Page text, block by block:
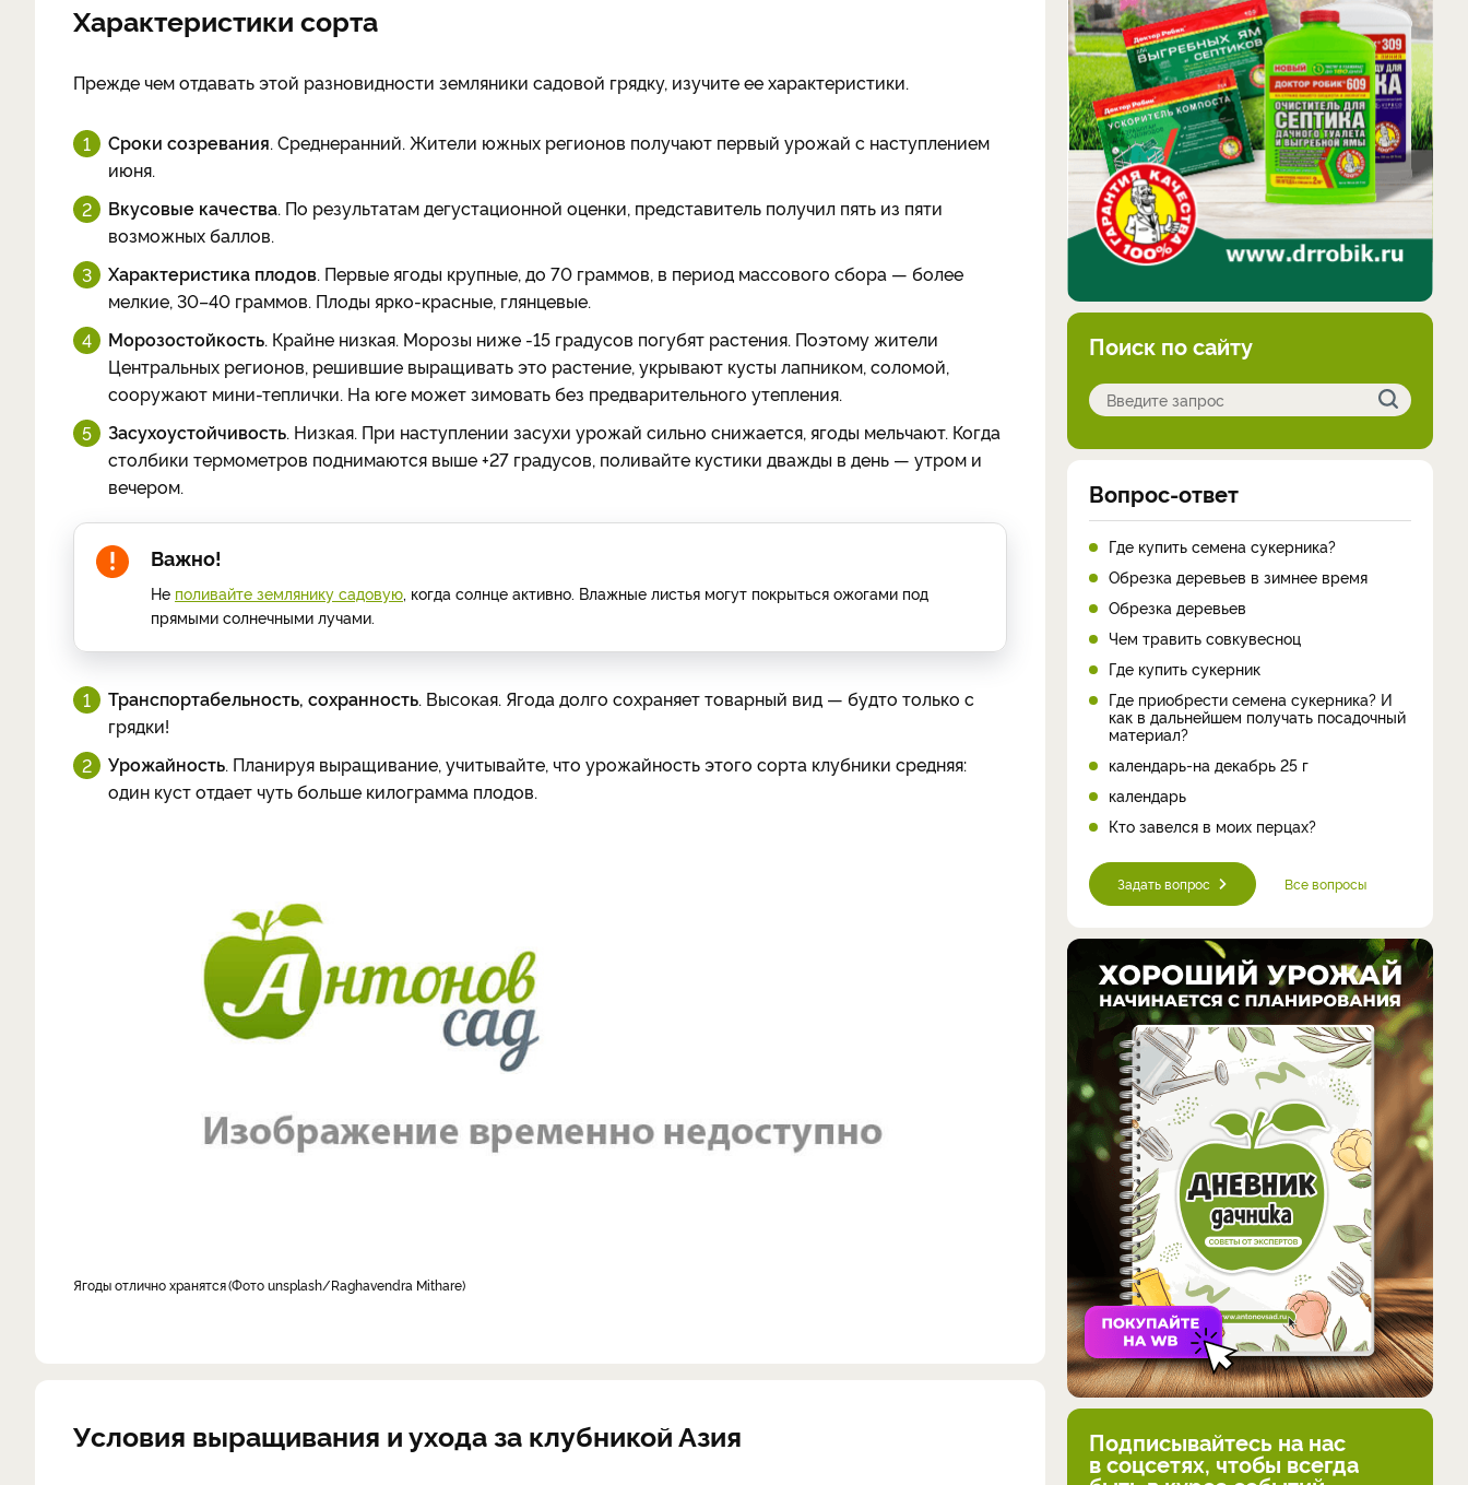
Характеристики сорта
Прежде чем отдавать этой разновидности земляники садовой грядку, изучите ее характеристики.
Сроки созревания. Среднеранний. Жители южных регионов получают первый урожай с наступлением
июня.
Вкусовые качества. По результатам дегустационной оценки, представитель получил пять из пяти
возможных баллов.
Характеристика плодов. Первые ягоды крупные, до 70 граммов, в период массового сбора — более
мелкие, 30–40 граммов. Плоды ярко-красные, глянцевые.
Морозостойкость. Крайне низкая. Морозы ниже -15 градусов погубят растения. Поэтому жители
Центральных регионов, решившие выращивать это растение, укрывают кусты лапником, соломой,
сооружают мини-теплички. На юге может зимовать без предварительного утепления.
Засухоустойчивость. Низкая. При наступлении засухи урожай сильно снижается, ягоды мельчают. Когда
столбики термометров поднимаются выше +27 градусов, поливайте кустики дважды в день — утром и
вечером.
Важно!
Не поливайте землянику садовую, когда солнце активно. Влажные листья могут покрыться ожогами под
прямыми солнечными лучами.
Транспортабельность, сохранность. Высокая. Ягода долго сохраняет товарный вид — будто только с
грядки!
Урожайность. Планируя выращивание, учитывайте, что урожайность этого сорта клубники средняя:
один куст отдает чуть больше килограмма плодов.
ягоды отлично хранятся Фото unsplash/Raghavendra Mithare
Условия выращивания и ухода за клубникой Азия
Поиск по сайту
Вопрос-ответ
Где купить семена сукерника?
Обрезка деревьев в зимнее время
Обрезка деревьев
Чем травить совкувесноц
Где купить сукерник
Где приобрести семена сукерника? И
как в дальнейшем получать посадочный
материал?
календарь-на декабрь 25 г
календарь
Кто завелся в моих перцах?
Задать вопрос Все вопросы
Подписывайтесь на нас
в соцсетях, чтобы всегда